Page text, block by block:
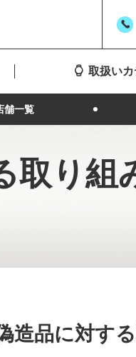
取扱いカ
舗一覧
取り組
造品に対す